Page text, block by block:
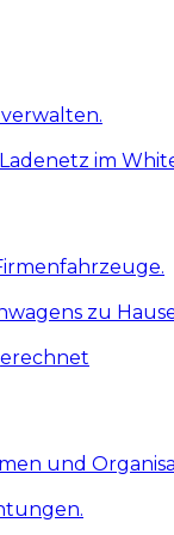
im
zu
und